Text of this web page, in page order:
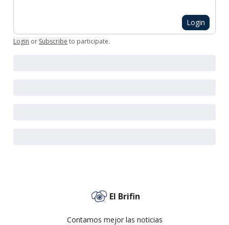
Login
Login or Subscribe to participate.
El Brifin
Contamos mejor las noticias